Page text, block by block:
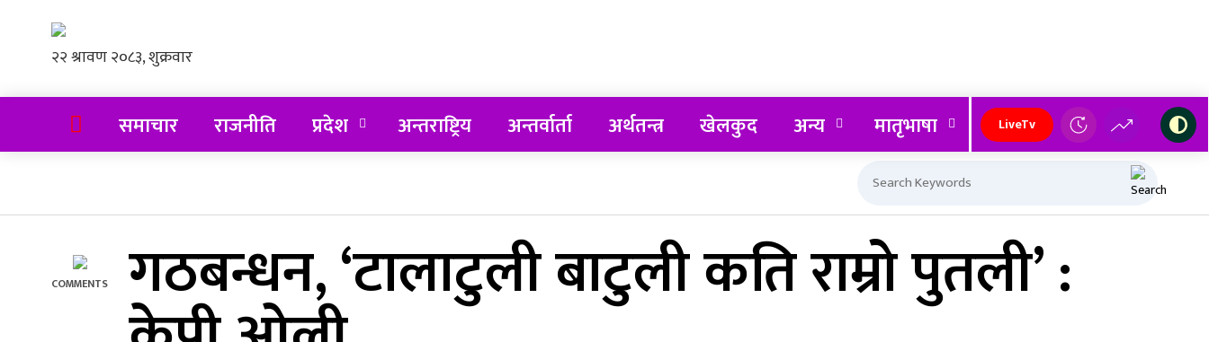
समाचार राजनीति प्रदेश अन्तराष्ट्रिय अन्तर्वार्ता अर्थतन्त्र खेलकुद अन्य मातृभाषा LiveTv
COMMENTS गठबन्धन, ‘टालाटुली बाटुली कति राम्रो पुतली’ :